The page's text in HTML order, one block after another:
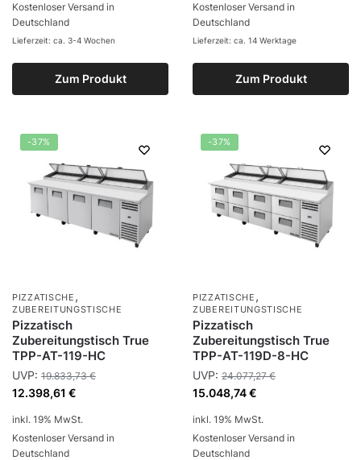
Zum Produkt
Kostenloser Versand in
Deutschland
Lieferzeit: ca. 3-4 Wochen
Zum Produkt
Kostenloser Versand in
Deutschland
Lieferzeit: ca. 14 Werktage
-37%
PIZZATISCHE ,
ZUBEREITUNGSTISCHE
Pizzatisch
Zubereitungstisch True
TPP-AT-119-HC
UVP: 19.833,73€
12.398,61 €
inkl. 19% MwSt.
Kostenloser Versand in
Deutschland
-37%
PIZZATISCHE ,
ZUBEREITUNGSTISCHE
Pizzatisch
Zubereitungstisch True
TPP-AT-119D-8-HC
UVP: 24.077,27€
15.048,74€
inkl. 19% MwSt.
Kostenloser Versand in
Deutschland